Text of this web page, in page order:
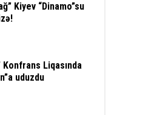
Kiyev “Dinamo”su
Konfrans Liqasında
uduzdu